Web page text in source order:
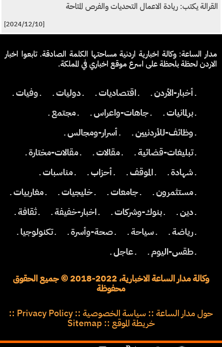
القرالة يكتب: ريادة الاعمال التحديات والفرص المتاحة
[2024/12/10]
مدار الساعة: وكالة اخبارية اردنية مساحتها الكلمة الصادقة. تابعوا اخبار
الاردن لحظة بلحظة على اسرع موقع اخباري في المملكة.
ـ أخبار-الأردن ـ ـ اقتصاديات ـ ـ دوليات ـ
ـ وفيات ـ
ـ برلمانيات ـ
ـ جاهات-واعراس ـ
ـ مجتمع ـ
ـ وظائف-للأردنيين ـ
ـ أسرار-ومجالس ـ
ـ تبليغات-قضائية ـ
ـ مقالات ـ
ـ مقالات-مختارة ـ
ـ شهادة ـ
ـ الموقف ـ ـ أحزاب ـ
ـ مناسبات ـ
ـ مستثمرون ـ
ـ جامعات ـ ـ خليجيات ـ
ـ مغاربيات ـ
ـ دين ـ
ـ بنوك-وشركات ـ ـ اخبار-خفيفة ـ
ـ ثقافة ـ
ـ رياضة ـ
ـ سياحة ـ ـ صحة-وأسرة ـ
ـ تكنولوجيا ـ
ـ طقس-اليوم ـ
ـ عاجل ـ
وكالة مدار الساعة الاخبارية، 2022-2018 © جميع الحقوق
محفوظة
حول مدار الساعة :: سياسة الخصوصية ::
Privacy Policy
::
خريطة الموقع ::
Sitemap